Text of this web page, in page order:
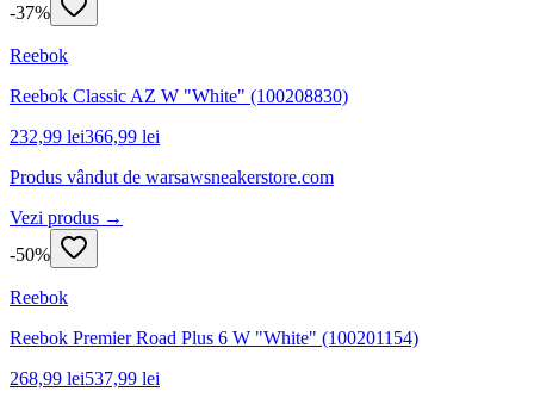
-37%
Reebok
Reebok Classic AZ W "White" (100208830)
232,99 lei366,99 lei
Produs vândut de warsawsneakerstore.com
Vezi produs →
-50%
Reebok
Reebok Premier Road Plus 6 W "White" (100201154)
268,99 lei537,99 lei